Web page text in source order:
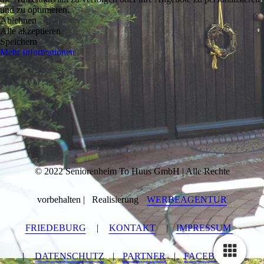
© 2022 Seniorenheim To Huus GmbH | Alle Rechte
vorbehalten | Realisierung WERBEAGENTUR
FRIEDEBURG | KONTAKT | IMPRESSUM
| DATENSCHUTZ | PARTNER | FACEBOOK
und zu optimieren.
Ablehnen
Alle akzeptieren
Speichern
Mehr Informationen